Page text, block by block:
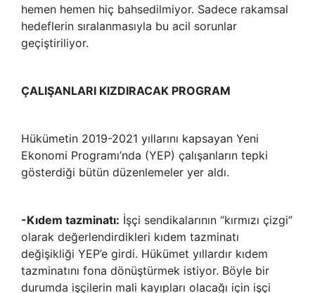
hemen hemen hiç bahsedilmiyor. Sadece rakamsal
hedeflerin sıralanmasıyla bu acil sorunlar
geçiştiriliyor.
ÇALIŞANLARI KIZDIRACAK PROGRAM
Hükümetin 2019-2021 yıllarını kapsayan Yeni
Ekonomi Programı’nda (YEP) çalışanların tepki
gösterdiği bütün düzenlemeler yer aldı.
-Kıdem tazminatı: İşçi sendikalarının “kırmızı çizgi”
olarak değerlendirdikleri kıdem tazminatı
değişikliği YEP’e girdi. Hükümet yıllardır kıdem
tazminatını fona dönüştürmek istiyor. Böyle bir
durumda işçilerin mali kayıpları olacağı için işçi